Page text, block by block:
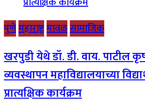
पुणेमहाराष्ट्रमावळसामाजिक
खरपुडी येथे डॉ. डी. वाय. पाटील
व्यवस्थापन महाविद्यालयाच्या
प्रात्यक्षिक कार्यक्रम